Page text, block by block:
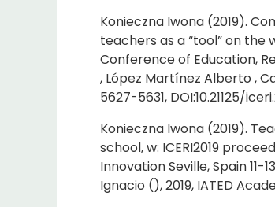
Konieczna Iwona (2019).
teachers as a “tool” on the
Conference of Education,
, López Martínez Alberto ,
5627-5631, DOI:10.21125/
Konieczna Iwona (2019).
school, w: ICERI2019
Innovation Seville, Spain
Ignacio (), 2019, IATED